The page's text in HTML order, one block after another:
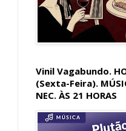
Vinil Vagabundo.
(Sexta-Feira).
NEC. ÀS 21 HORAS